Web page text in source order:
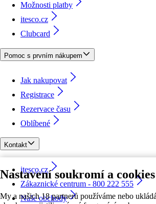
Nastavení soukromí a cookies
My a našich 18 partnerů používáme nebo
Možnosti platby
itesco.cz
Clubcard
Pomoc s prvním nákupem
Jak nakupovat
Registrace
Rezervace času
Oblíbené
Kontakt
itesco.cz
Zákaznické centrum - 800 222 555
Naše obchody